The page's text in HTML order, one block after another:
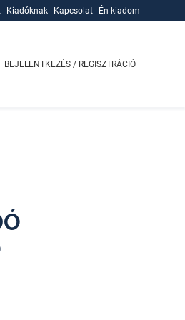
Kiadóknak
Kapcsolat Én kiadom
BEJELENTKEZÉS / REGISZTRÁCIÓ